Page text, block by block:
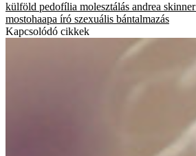
külföld pedofília molesztálás andrea skinner
mostohaapa író szexuális bántalmazás
Kapcsolódó cikkek